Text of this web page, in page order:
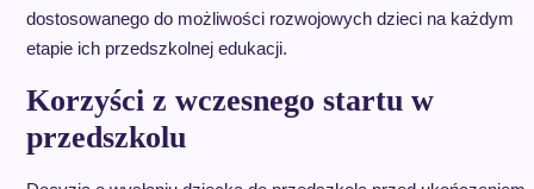
dostosowanego do możliwości rozwojowych dzieci na każdym
etapie ich przedszkolnej edukacji.
Korzyści z wczesnego startu w
przedszkolu